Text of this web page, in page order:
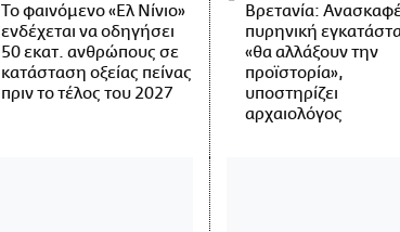
Το φαινόμενο «Ελ Νίνιο»
ενδέχεται να οδηγήσει
50 εκατ. ανθρώπους σε
κατάσταση οξείας πείνας
πριν το τέλος του 2027
Βρετανία:
πυρηνική
«θα αλλάξουν την
προϊστορία»,
υποστηρίζει
αρχαιολόγος